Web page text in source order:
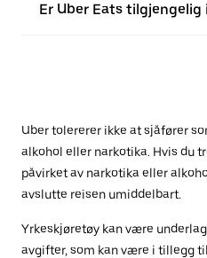
Er Uber Eats tilgjengelig
Uber tolererer ikke at sjåfører
alkohol eller narkotika. Hvis du
påvirket av narkotika eller
avslutte reisen umiddelbart.
Yrkeskjøretøy kan være
avgifter, som kan være i tillegg